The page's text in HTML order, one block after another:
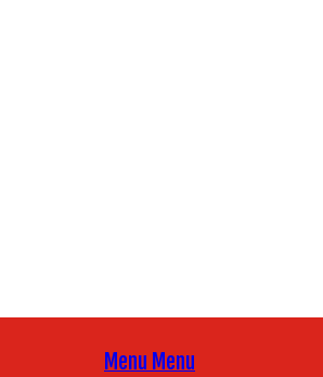
Menu Menu